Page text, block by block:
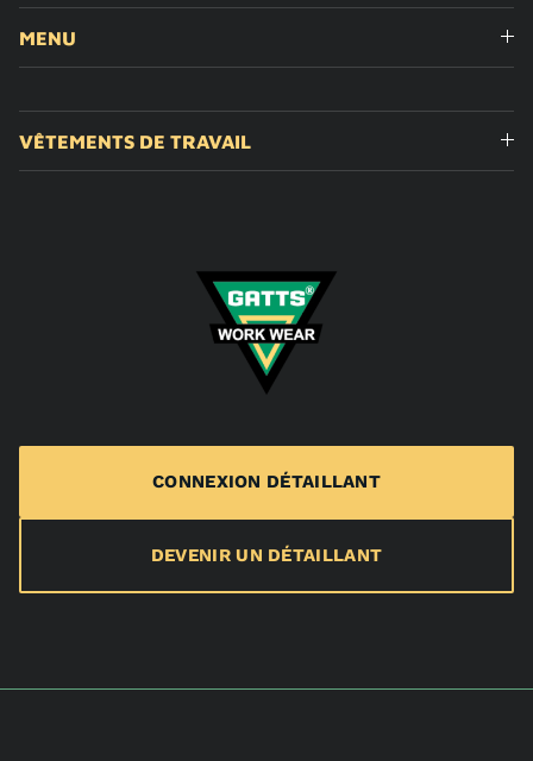
MENU
VÊTEMENTS DE TRAVAIL
CONNEXION DÉTAILLANT
DEVENIR UN DÉTAILLANT